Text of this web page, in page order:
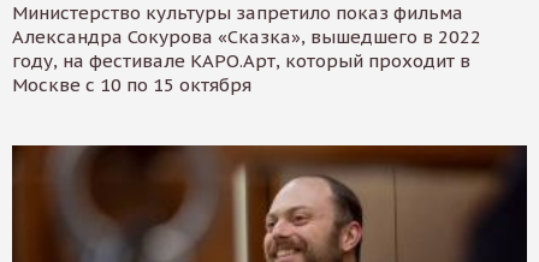
Министерство культуры запретило показ фильма
Александра Сокурова «Сказка», вышедшего в 2022
году, на фестивале КАРО.Арт, который проходит в
Москве с 10 по 15 октября